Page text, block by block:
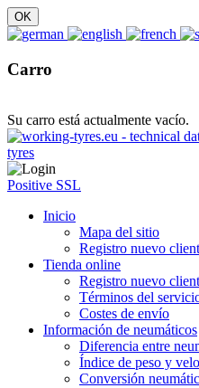
Carro
Su carro está actualmente vacío.
Positive SSL
Inicio
Mapa del sitio
Registro nuevo
Tienda online
Registro nuevo
Términos del
Costes de envío
Información de neumáticos
Diferencia entre
Índice de peso y
Conversión